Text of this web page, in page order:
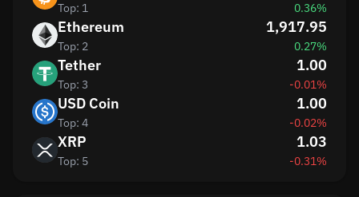
Top: 1 0.36%
Ethereum
Top: 2
1,917.95
0.27%
Tether
Top: 3
1.00
-0.01%
USD Coin
Top: 4
1.00
-0.02%
XRP
Top: 5
1.03
-0.31%